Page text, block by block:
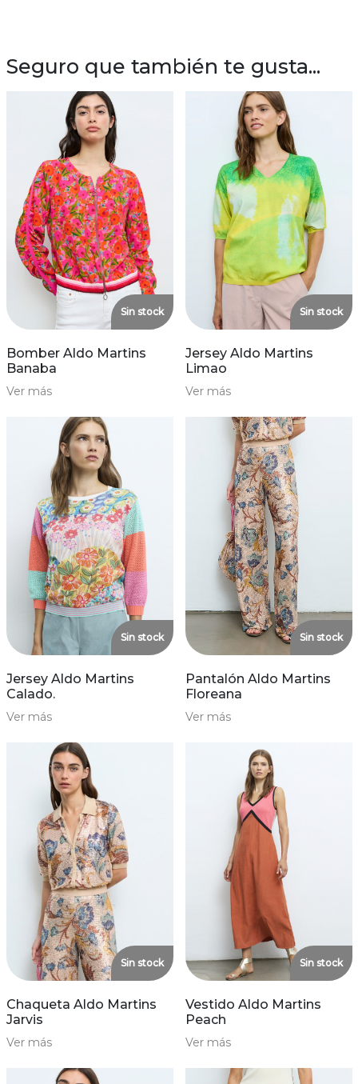
Seguro que también te gusta...
Sin stock
Bomber Aldo Martins
Banaba
Ver más
Sin stock
Jersey Aldo Martins
Limao
Ver más
Sin stock
Jersey Aldo Martins
Calado.
Ver más
Sin stock
Pantalón Aldo Martins
Floreana
Ver más
Sin stock
Chaqueta Aldo Martins
Jarvis
Ver más
Sin stock
Vestido Aldo Martins
Peach
Ver más